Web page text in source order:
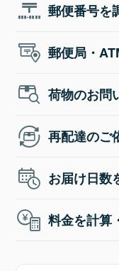
郵便番号を
郵便局・
荷物のお問
再配達のご
お届け日数
料金を計算